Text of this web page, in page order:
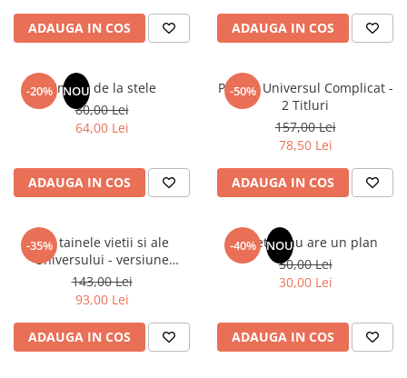
Birotica & Papetarie
Articole Birotica
Accesorii Arhivare
Instrumente de scris
Seturi birotica
Articole scolare
Caiete si Carnetele scolare
Coperti, Mape, Etichete
Ghiozdane si Penare scolare
ADAUGA IN COS ADAUGA IN COS
-20% NOU
Un dar de la stele
80,00 Lei
64,00 Lei
ADAUGA IN COS
-50%
Pachet Universul Complicat -
2 Titluri
157,00 Lei
78,50 Lei
ADAUGA IN COS
-35%
Din tainele vietii si ale
Universului - versiune
originala din 1939. Volumele I-
III.
143,00 Lei
93,00 Lei
ADAUGA IN COS
-40% NOU
Sufletul tau are un plan
50,00 Lei
30,00 Lei
ADAUGA IN COS